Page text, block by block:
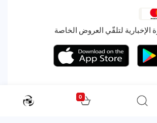
لتلقّي العروض الخاصة
All rights reserved. Powered by
0